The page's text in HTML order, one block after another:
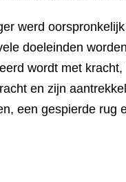
werd
doeleinden
wordt met
en zijn
een gespierde